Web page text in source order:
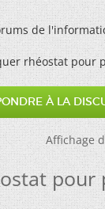
de
rhéostat pour
À LA
Affichage
pour